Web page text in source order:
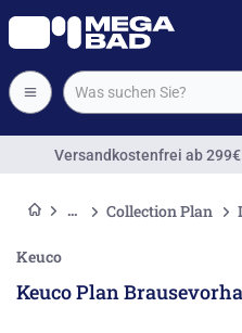
Versandkostenfrei ab
Collection Plan
Keuco
Keuco Plan